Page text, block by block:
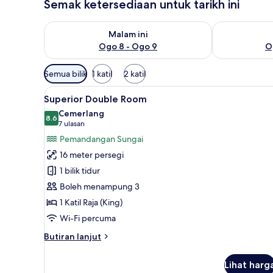
Semak ketersediaan untuk tarikh ini
Malam ini
Ogo 8 - Ogo 9
Semak ketersediaan untuk malam ini Ogo 8 - Ogo 9
Semak
Penapis
yang
tersedia
untuk
bilik
Semua bilik 1 katil 2 katil
Lihat
semua
foto
untuk
Superior
Double
Room
Superior Double Room | Bar
10
Superior Double Room
8.68.6 daripada 10
Cemerlang
7 ulasan
(7
ulasan)
Pemandangan Sungai
16 meter persegi
1 bilik tidur
Boleh menampung 3
1 Katil Raja (King)
Wi-Fi percuma
Butiran lanjut
Butiran
Lihat